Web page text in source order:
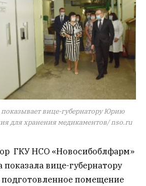
показывает вице-губернатору Юрию
для хранения медикаментов/ nso.ru
ГКУ НСО «Новосибоблфарм»
показала вице-губернатору
помещение